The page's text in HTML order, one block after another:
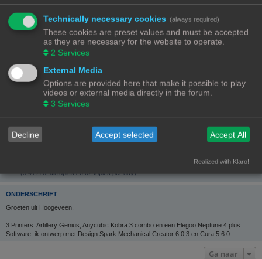
GEBRUIKERSSTATISTIEKEN
Flag:
Lid geworden op:
Laatst actief:
07/08/26, 19:28
Aantal berichten:
Zoek gebruikers berichten
(3.93% van alle berichten / 0.29 berichten per dag)
3D print resultaten
(106 berichten / 30.20% van gebruikers berichten)
Meest actief in onderwerp:
Wat heb je deze week geprint?
(3.41% of all topics / 0.02 topics per day)
ONDERSCHRIFT
Groeten uit Hoogeveen.
3 Printers: Artillery Genius, Anycubic Kobra 3 combo en een Elegoo Neptune 4 plus
Software: ik ontwerp met Design Spark Mechanical Creator 6.0.3 en Cura 5.6.0
Ga naar
Technically necessary cookies (always required)
These cookies are preset values and must be accepted
as they are necessary for the website to operate.
2 Services
External Media
Options are provided here that make it possible to play
videos or external media directly in the forum.
3 Services
Decline Accept selected Accept All
Realized with Klaro!